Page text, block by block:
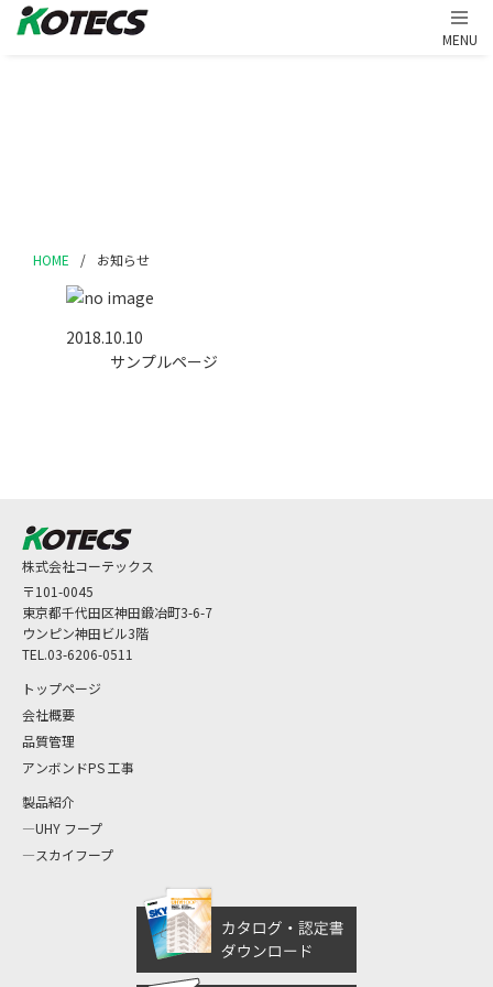
HOME / お知らせ
2018.10.10
サンプルページ
株式会社コーテックス
〒101-0045
東京都千代田区神田鍛冶町3-6-7
ウンピン神田ビル3階
TEL.03-6206-0511
トップページ
会社概要
品質管理
アンボンドPS 工事
製品紹介
UHY フープ
スカイフープ